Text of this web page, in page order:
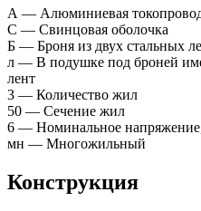
А — Алюминиевая
С — Свинцовая оболочка
Б — Броня из двух стальных
л — В подушке под броней
лент
3 — Количество жил
50 — Сечение жил
6 — Номинальное
мн — Многожильный
Конструкция